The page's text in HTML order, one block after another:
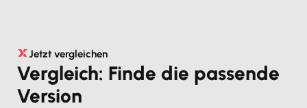
Jetzt vergleichen
Vergleich: Finde die passende
Version